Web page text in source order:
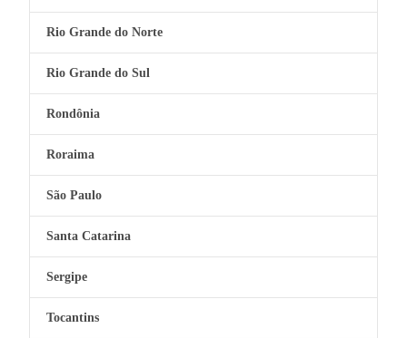
Rio Grande do Norte
Rio Grande do Sul
Rondônia
Roraima
São Paulo
Santa Catarina
Sergipe
Tocantins